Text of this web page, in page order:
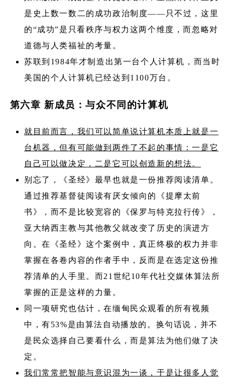
是史上数一数二的成功政治制度——只不过，这里
的“成功”是只看秩序与权力这两个维度，而忽略对
道德与人类福祉的考量。
苏联到1984年才制造出第一台个人计算机，而当时
美国的个人计算机已经达到1100万台。
第六章 新成员：与众不同的计算机
就目前而言，我们可以简单说计算机本质上就是一
台机器，但有可能做到两件了不起的事情：一是它
自己可以做决定，二是它可以创造新的想法。
别忘了，《圣经》最早也就是一份推荐阅读清单。
通过推荐基督徒阅读有厌女倾向的《提摩太前
书》，而不是比较宽容的《保罗与特克拉行传》，
亚大纳西主教与其他教父就改变了历史的演进方
向。在《圣经》这个案例中，真正终极的权力并非
掌握在各卷内容的作者手中，反而是在选定这份推
荐清单的人手里。而21世纪10年代社交媒体算法所
掌握的正是这样的力量。
同一项研究也估计，在缅甸民众观看的所有视频
中，有53%是由算法自动播放的。换句话说，并不
是民众选择自己要看什么，而是算法为他们做了决
定。
我们常常把智能与意识混为一谈，于是让很多人觉